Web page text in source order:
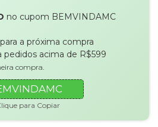
no cupom BEMVINDAMC
para a próxima compra
pedidos acima de R$599
compra.
para Copiar